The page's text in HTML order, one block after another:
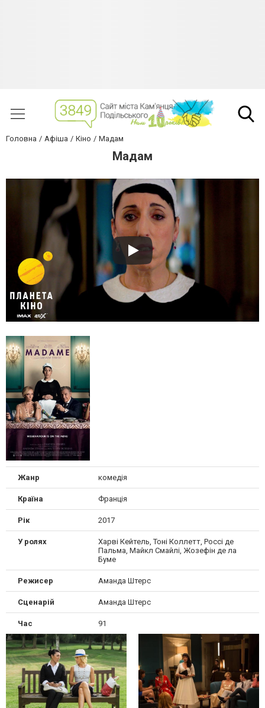
Головна Афіша Кіно Мадам
Мадам
Жанр комедія
Країна Франція
Рік 2017
У ролях
Харві Кейтель, Тоні Коллетт, Россі де
Пальма, Майкл Смайлі, Жозефін де ла
Буме
Режисер Аманда Штерс
Сценарій Аманда Штерс
Час 91